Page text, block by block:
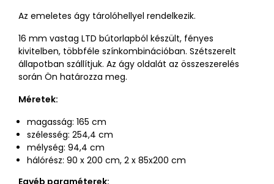
Az emeletes ágy tárolóhellyel rendelkezik.
16 mm vastag LTD bútorlapból készült, fényes
kivitelben, többféle színkombinációban. Szétszerelt
állapotban szállítjuk. Az ágy oldalát az összeszerelés
során Ön határozza meg.
Méretek:
magasság: 165 cm
szélesség: 254,4 cm
mélység: 94,4 cm
hálórész: 90 x 200 cm, 2 x 85x200 cm
Egyéb paraméterek: